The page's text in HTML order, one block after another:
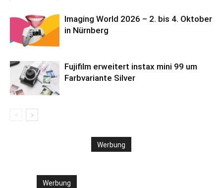
Imaging World 2026 – 2. bis 4. Oktober
in Nürnberg
Fujifilm erweitert instax mini 99 um
Farbvariante Silver
Werbung
Werbung